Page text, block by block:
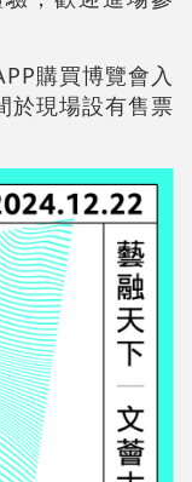
購買博覽會入
於現場設有售票